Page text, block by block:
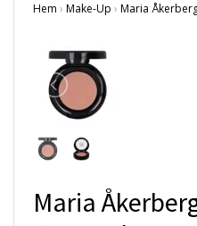
Hem › Make-Up › Maria
Maria